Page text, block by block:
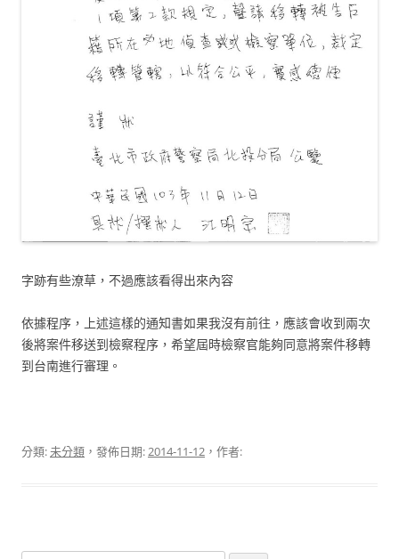
字跡有些潦草，不過應該看得出來內容
依據程序，上述這樣的通知書如果我沒有前往，應該會收到兩次
後將案件移送到檢察程序，希望屆時檢察官能夠同意將案件移轉
到台南進行審理。
分類:未分類 ，發佈日期:2014-11-12 ，作者: